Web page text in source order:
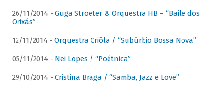
26/11/2014 - Guga Stroeter & Orquestra HB – “Baile dos
Orixás”
12/11/2014 - Orquestra Criôla / “Subúrbio Bossa Nova”
05/11/2014 - Nei Lopes / “Poétnica”
29/10/2014 - Cristina Braga / “Samba, Jazz e Love”